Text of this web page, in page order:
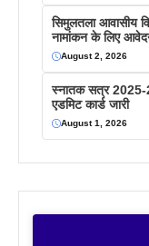
सिमुलतला आवासीय
नामांकन के लिए
August 2, 2026
स्नातक सत्र 2025-
एडमिट कार्ड जारी
August 1, 2026